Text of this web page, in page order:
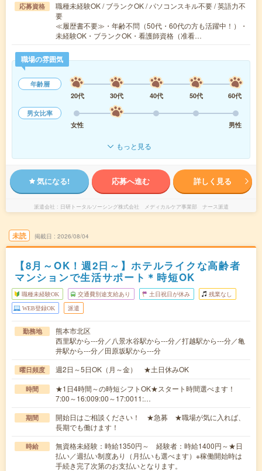
応募資格
職種未経験OK / ブランクOK / パソコンスキル不要 / 英語力不
要
≪履歴書不要≫・年齢不問（50代・60代の方も活躍中！）・
未経験OK・ブランクOK・看護師資格（准看…
職場の雰囲気
年齢層
20代
30代 40代 50代
60代
男女比率
女性
男性
もっと見る
気になる! 応募へ進む 詳しく見る
派遣会社 日研トータルソーシング株式会社 メディカルケア事業部 ナース派遣
未読 掲載日 2026/08/04
【8月～OK！週2日～】ホテルライクな高齢者
マンションで生活サポート＊時短OK
職種未経験OK 交通費別途支給あり 土日祝日が休み 残業なし
WEB登録OK 派遣
勤務地
熊本市北区
西里駅から---分／八景水谷駅から---分／打越駅から---分／亀
井駅から---分／田原坂駅から---分
曜日頻度 週2日～5日OK（月～金） ★土日休みOK
時間
★1日4時間～の時短シフトOK★スタート時間選べます！
7:00～16:009:00～17:0011:…
期間
開始日はご相談ください！ ★急募 ★職場が気に入れば、
長期でも働けます！
時給
無資格未経験：時給1350円～ 経験者：時給1400円～★日
払い／週払い制度あり（月払いも選べます）※稼働開始時は
手続き完了次第のお支払いとなります。